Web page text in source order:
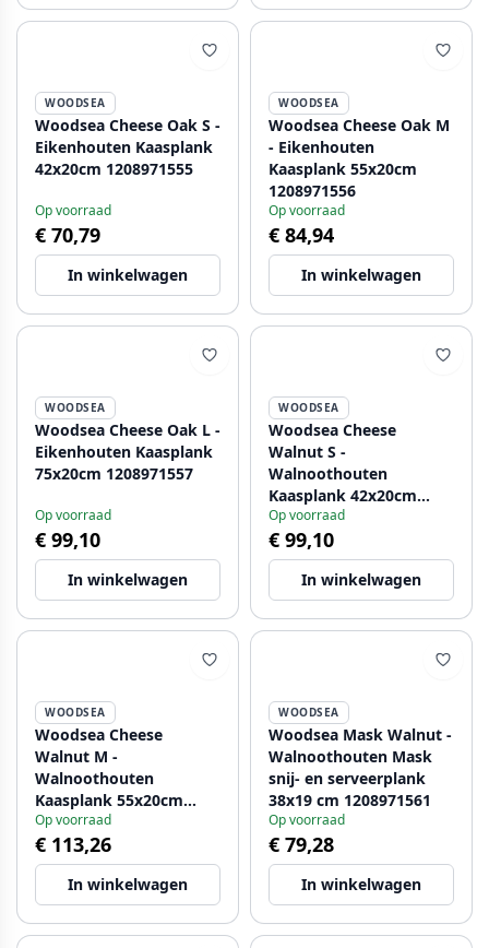
WOODSEA
Woodsea Cheese Oak S -
Eikenhouten Kaasplank
42x20cm 1208971555
Op voorraad
€ 70,79
In winkelwagen
WOODSEA
Woodsea Cheese Oak M
- Eikenhouten
Kaasplank 55x20cm
1208971556
Op voorraad
€ 84,94
In winkelwagen
WOODSEA
Woodsea Cheese Oak L -
Eikenhouten Kaasplank
75x20cm 1208971557
Op voorraad
€ 99,10
In winkelwagen
WOODSEA
Woodsea Cheese
Walnut S -
Walnoothouten
Kaasplank 42x20cm
1208971558
Op voorraad
€ 99,10
In winkelwagen
WOODSEA
Woodsea Cheese
Walnut M -
Walnoothouten
Kaasplank 55x20cm
1208971559
Op voorraad
€ 113,26
In winkelwagen
WOODSEA
Woodsea Mask Walnut -
Walnoothouten Mask
snij- en serveerplank
38x19 cm 1208971561
Op voorraad
€ 79,28
In winkelwagen